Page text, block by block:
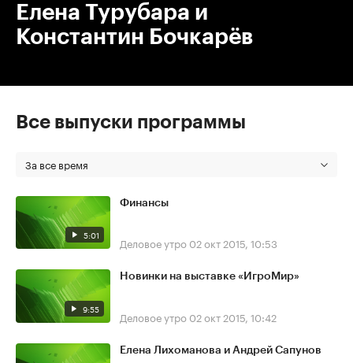
Елена Турубара и
Константин Бочкарёв
Все выпуски программы
За все время
5:01
Финансы
Деловое утро 02 окт 2015, 10:53
9:55
Новинки на выставке «ИгроМир»
Деловое утро 02 окт 2015, 10:42
Елена Лихоманова и Андрей Сапунов